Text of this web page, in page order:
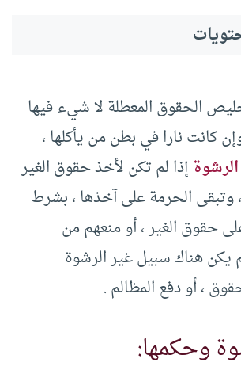
الحقوق المعطلة لا شيء فيها
كانت نارا في بطن من يأكلها ،
الرشوةإذا لم تكن لأخذ حقوق الغير
وتبقى الحرمة على آخذها ، بشرط
حقوق الغير ، أو منعهم من
يكن هناك سبيل غير الرشوة
، أو دفع المظالم .
وحكمها: